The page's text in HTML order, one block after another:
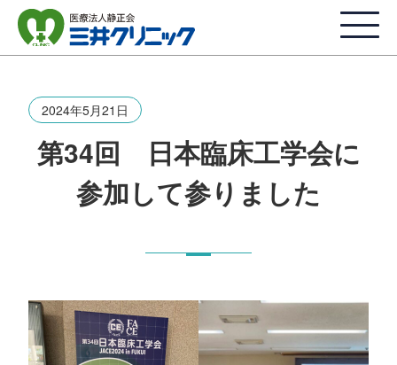
2024年5月21日
第34回 日本臨床工学会に
参加して参りました